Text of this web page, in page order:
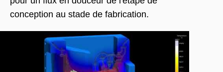
conception au stade de fabrication.